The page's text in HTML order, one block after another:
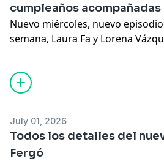
cumpleaños acompañadas
Nuevo miércoles, nuevo
semana, Laura Fa y Lorena
repaso a la actualidad marcado
fútbol, alguna celebración y
Learn more about your ad
megaphone.fm/adchoices
July 01, 2026
Todos los detalles del
Fergó